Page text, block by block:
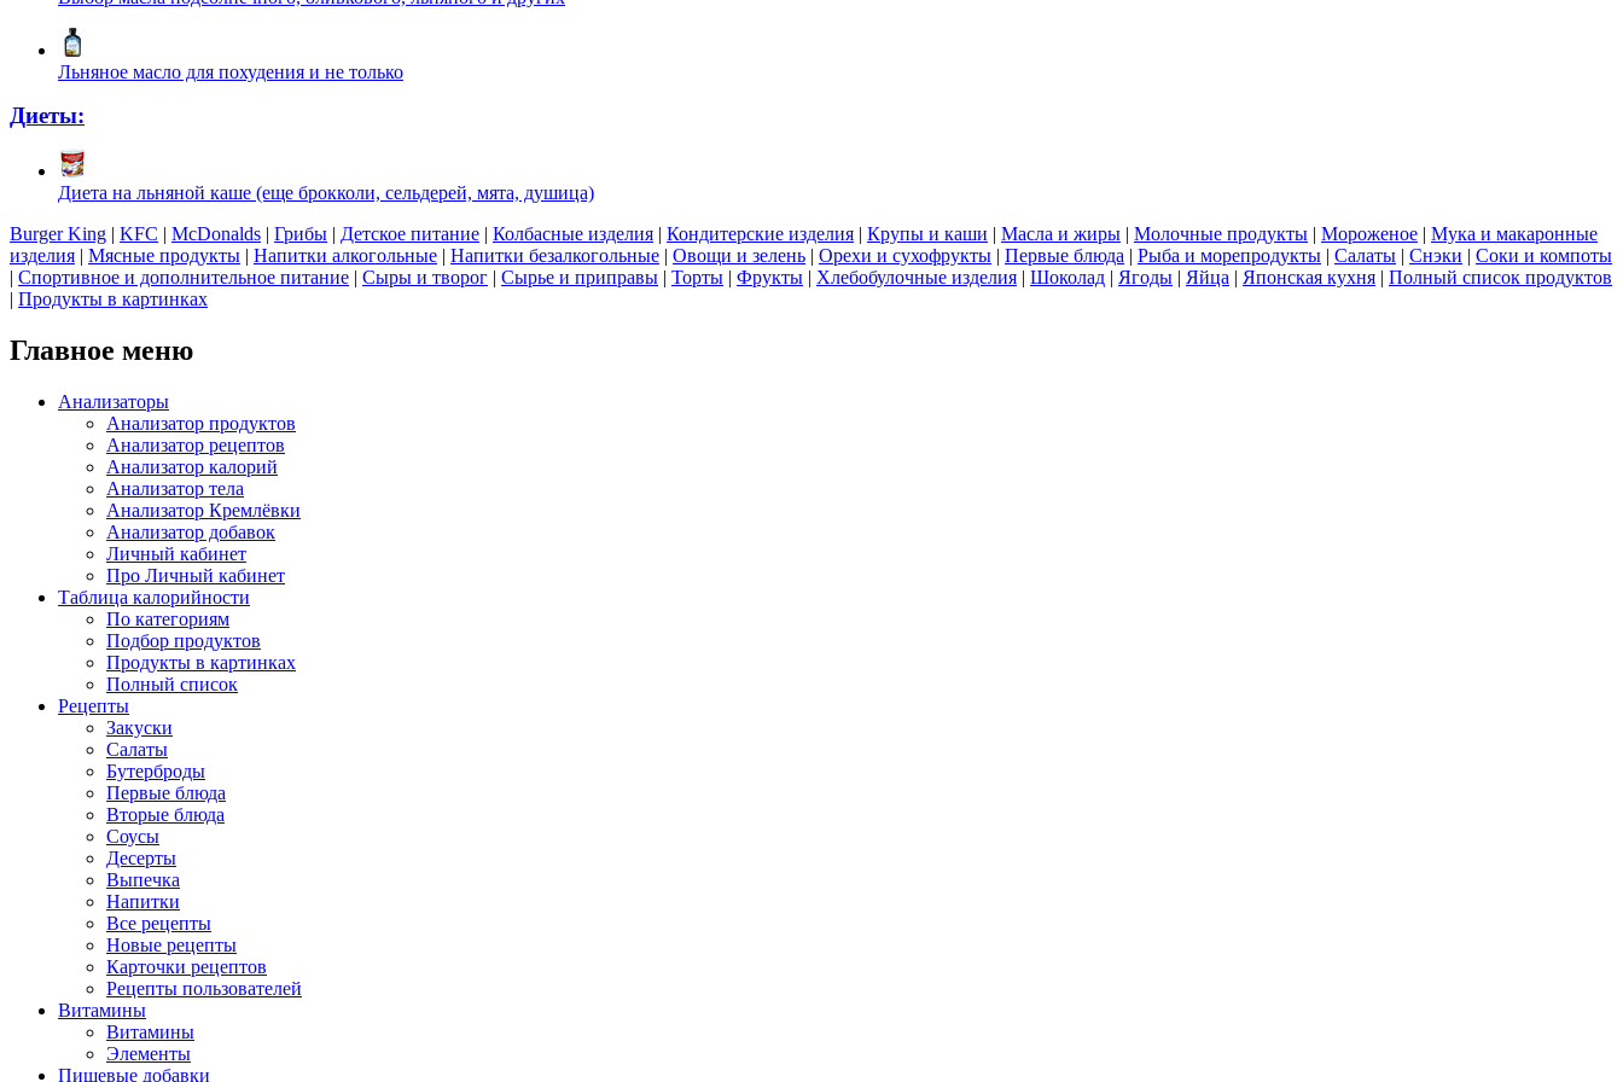
Льняное масло для похудения и не только
Диеты:
Диета на льняной каше (еще брокколи, сельдерей, мята, душица)
Burger King | KFC | McDonalds | Грибы | Детское питание | Колбасные изделия | Кондитерские изделия | Крупы и каши | Масла и жиры | Молочные продукты | Мороженое | Мука и макаронные
изделия | Мясные продукты | Напитки алкогольные | Напитки безалкогольные | Овощи и зелень | Орехи и сухофрукты | Первые блюда | Рыба и морепродукты | Салаты | Снэки | Соки и компоты
| Спортивное и дополнительное питание | Сыры и творог | Сырье и приправы | Торты | Фрукты | Хлебобулочные изделия | Шоколад | Ягоды | Яйца | Японская кухня | Полный список продуктов
| Продукты в картинках
Главное меню
Анализаторы
Анализатор продуктов
Анализатор рецептов
Анализатор калорий
Анализатор тела
Анализатор Кремлёвки
Анализатор добавок
Личный кабинет
Про Личный кабинет
Таблица калорийности
По категориям
Подбор продуктов
Продукты в картинках
Полный список
Рецепты
Закуски
Салаты
Бутерброды
Первые блюда
Вторые блюда
Соусы
Десерты
Выпечка
Напитки
Все рецепты
Новые рецепты
Карточки рецептов
Рецепты пользователей
Витамины
Витамины
Элементы
Пищевые добавки